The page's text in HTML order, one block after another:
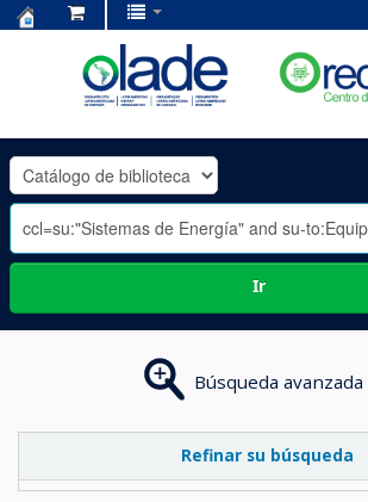
OLADE
-
Ir
Búsqueda avanzada
Refinar su búsqueda